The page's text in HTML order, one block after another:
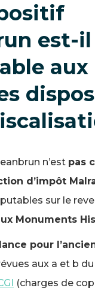
est-il
aux
n’est pas
d’impôt
sur le
Monuments
pour
aux a et b du
(charges de